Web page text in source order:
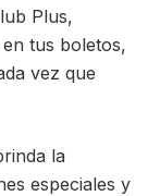
Plus,
tus boletos,
vez que
la
especiales y